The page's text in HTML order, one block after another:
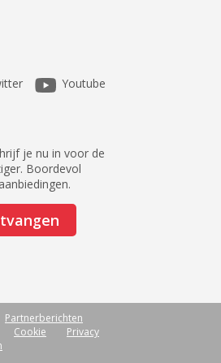
Youtube
je nu in voor de
Boordevol
Partnerberichten
Cookie
Privacy